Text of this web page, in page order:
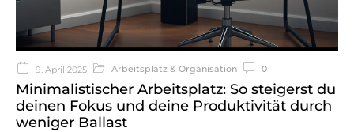
9. April 2025 Arbeitsplatz & Organisation 0
Minimalistischer Arbeitsplatz: So steigerst du
deinen Fokus und deine Produktivität durch
weniger Ballast